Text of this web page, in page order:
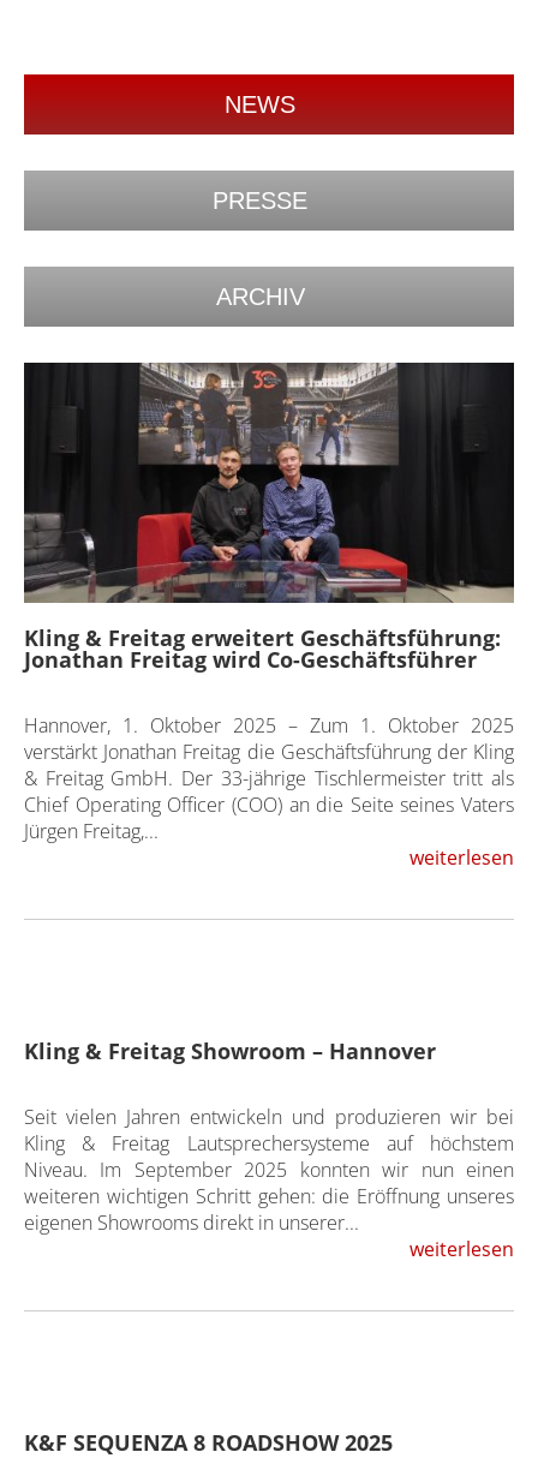
NEWS
PRESSE
ARCHIV
Kling & Freitag erweitert Geschäftsführung:
Jonathan Freitag wird Co-Geschäftsführer
Hannover, 1. Oktober 2025 – Zum 1. Oktober 2025
verstärkt Jonathan Freitag die Geschäftsführung der Kling
& Freitag GmbH. Der 33-jährige Tischlermeister tritt als
Chief Operating Officer (COO) an die Seite seines Vaters
Jürgen Freitag,...
weiterlesen
Kling & Freitag Showroom – Hannover
Seit vielen Jahren entwickeln und produzieren wir bei
Kling & Freitag Lautsprechersysteme auf höchstem
Niveau. Im September 2025 konnten wir nun einen
weiteren wichtigen Schritt gehen: die Eröffnung unseres
eigenen Showrooms direkt in unserer...
weiterlesen
K&F SEQUENZA 8 ROADSHOW 2025